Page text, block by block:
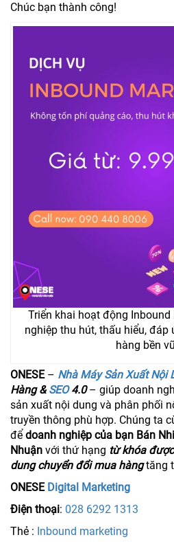
Chúc bạn thành công!
Triển khai hoạt động
nghiệp thu hút, thấu hiểu,
hàng bền
ONESE– Nhà Máy Sản Xuất Nội
Hàng &SEO4.0– giúp doanh
sản xuất nội dung và phân phối
truyền thông phù hợp. Chúng ta
để doanh nghiệp của bạn Bán
Nhuận với thứ hạng từ khóa
dung chuyển đổi mua hàngtăng
ONESE Digital Marketing
Điện thoại: 028 6292 1313
Thẻ : Inbound marketing